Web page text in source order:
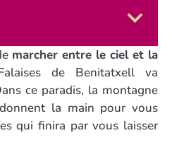
marcher entre le ciel et la
de Benitatxell va
ce paradis, la montagne
la main pour vous
qui finira par vous laisser